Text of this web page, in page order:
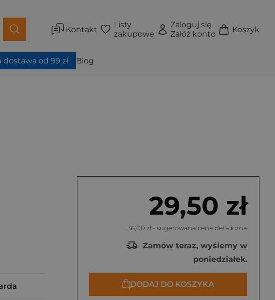
Kontakt
Listy
zakupowe
Zaloguj się
Załóż konto
Koszyk
dostawa od 99 zł Blog
29,50 zł
36,00 zł - sugerowana cena detaliczna
Zamów teraz, wyślemy w
poniedziałek.
DODAJ DO KOSZYKA